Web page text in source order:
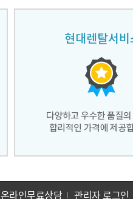
온라인무료상담 관리자 로그인